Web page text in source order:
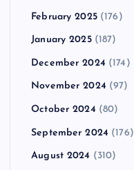
February 2025(176)
January 2025(187)
December 2024 (174)
November 2024 (97)
October 2024 (80)
September 2024 (176)
August 2024 (310)